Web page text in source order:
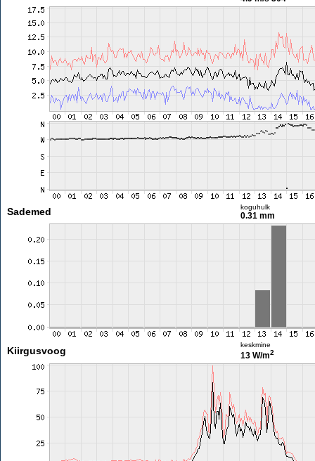
Sademed koguhulk
0.31 mm
Kiirgusvoog
keskmine
13 W/m2